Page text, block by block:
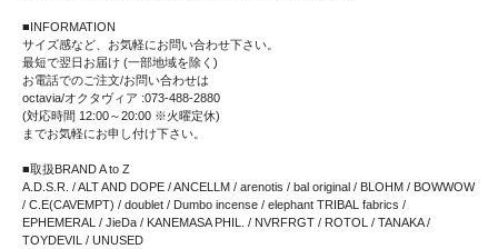
■INFORMATION
サイズ感など、お気軽にお問い合わせ下さい。
最短で翌日お届け (一部地域を除く)
お電話でのご注文/お問い合わせは
octavia/オクタヴィア :073-488-2880
(対応時間 12:00～20:00 ※火曜定休)
までお気軽にお申し付け下さい。
■取扱BRAND A to Z
A.D.S.R. / ALT AND DOPE / ANCELLM / arenotis / bal original / BLOHM / BOWWOW
/ C.E(CAVEMPT) / doublet / Dumbo incense / elephant TRIBAL fabrics /
EPHEMERAL / JieDa / KANEMASA PHIL. / NVRFRGT / ROTOL / TANAKA /
TOYDEVIL / UNUSED